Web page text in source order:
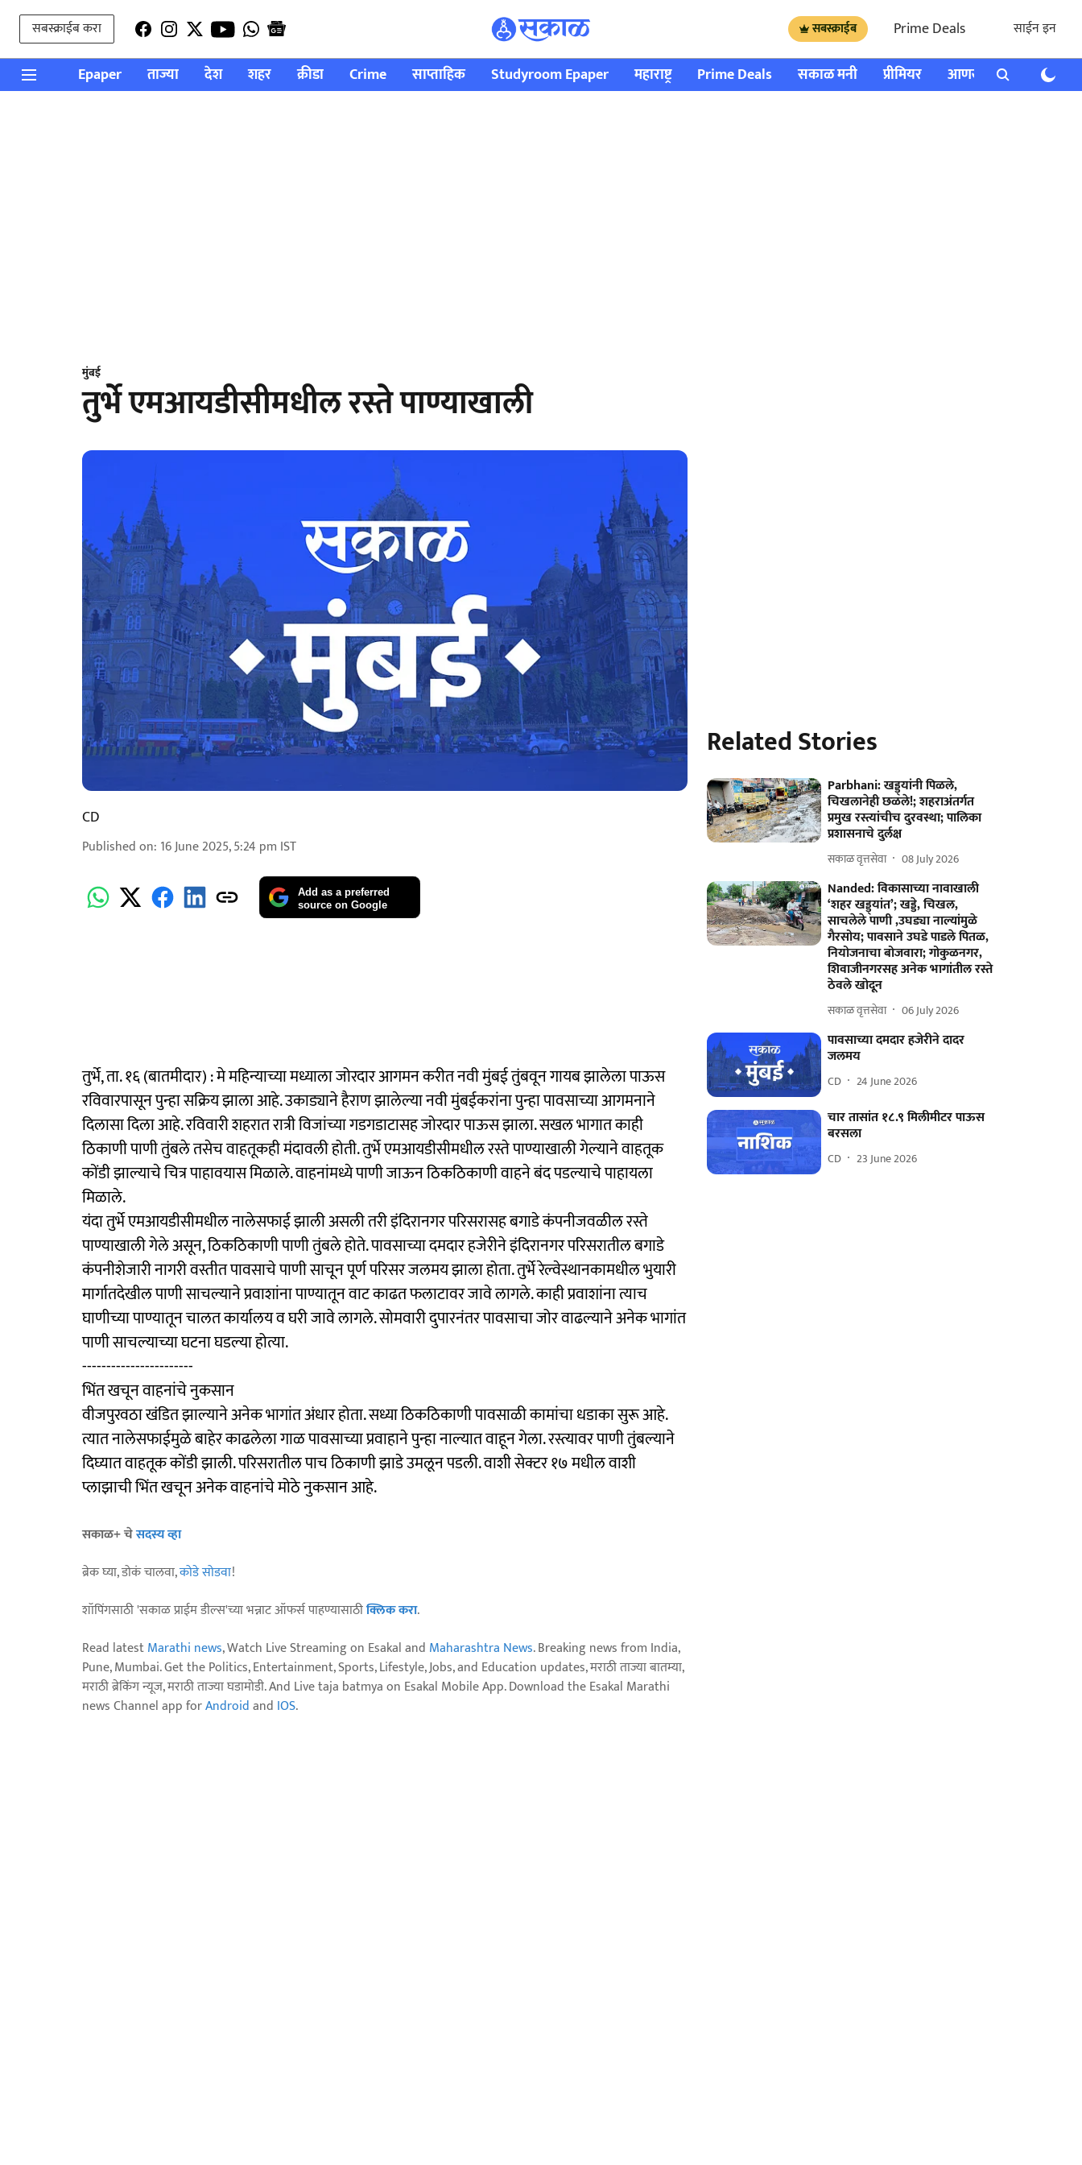
सबस्क्राईब करा सबस्क्राईब Prime Deals साईन इन
Epaper ताज्या देश शहर क्रीडा Crime साप्ताहिक Studyroom Epaper महाराष्ट्र Prime Deals सकाळ मनी प्रीमियर आणखी राशी भविष्य
मुंबई
तुर्भे एमआयडीसीमधील रस्ते पाण्याखाली
CD
Published on: 16 June 2025, 5:24 pm IST
Add as a preferred
source on Google
तुर्भे, ता. १६ (बातमीदार) : मे महिन्याच्या मध्याला जोरदार आगमन करीत नवी मुंबई तुंबवून गायब झालेला पाऊस
रविवारपासून पुन्हा सक्रिय झाला आहे. उकाड्याने हैराण झालेल्या नवी मुंबईकरांना पुन्हा पावसाच्या आगमनाने
दिलासा दिला आहे. रविवारी शहरात रात्री विजांच्या गडगडाटासह जोरदार पाऊस झाला. सखल भागात काही
ठिकाणी पाणी तुंबले तसेच वाहतूकही मंदावली होती. तुर्भे एमआयडीसीमधील रस्ते पाण्याखाली गेल्याने वाहतूक
कोंडी झाल्याचे चित्र पाहावयास मिळाले. वाहनांमध्ये पाणी जाऊन ठिकठिकाणी वाहने बंद पडल्याचे पाहायला
मिळाले.
यंदा तुर्भे एमआयडीसीमधील नालेसफाई झाली असली तरी इंदिरानगर परिसरासह बगाडे कंपनीजवळील रस्ते
पाण्याखाली गेले असून, ठिकठिकाणी पाणी तुंबले होते. पावसाच्या दमदार हजेरीने इंदिरानगर परिसरातील बगाडे
कंपनीशेजारी नागरी वस्तीत पावसाचे पाणी साचून पूर्ण परिसर जलमय झाला होता. तुर्भे रेल्वेस्थानकामधील भुयारी
मार्गातदेखील पाणी साचल्याने प्रवाशांना पाण्यातून वाट काढत फलाटावर जावे लागले. काही प्रवाशांना त्याच
घाणीच्या पाण्यातून चालत कार्यालय व घरी जावे लागले. सोमवारी दुपारनंतर पावसाचा जोर वाढल्याने अनेक भागांत
पाणी साचल्याच्या घटना घडल्या होत्या.
-----------------------
भिंत खचून वाहनांचे नुकसान
वीजपुरवठा खंडित झाल्याने अनेक भागांत अंधार होता. सध्या ठिकठिकाणी पावसाळी कामांचा धडाका सुरू आहे.
त्यात नालेसफाईमुळे बाहेर काढलेला गाळ पावसाच्या प्रवाहाने पुन्हा नाल्यात वाहून गेला. रस्त्यावर पाणी तुंबल्याने
दिघ्यात वाहतूक कोंडी झाली. परिसरातील पाच ठिकाणी झाडे उमलून पडली. वाशी सेक्टर १७ मधील वाशी
प्लाझाची भिंत खचून अनेक वाहनांचे मोठे नुकसान आहे.
सकाळ+ चेसदस्य व्हा
ब्रेक घ्या, डोकं चालवा,कोडे सोडवा!
शॉपिंगसाठी 'सकाळ प्राईम डील्स'च्या भन्नाट ऑफर्स पाहण्यासाठीक्लिक करा.
Read latestMarathi news, Watch Live Streaming on Esakal and Maharashtra News. Breaking news from India,
Pune, Mumbai. Get the Politics, Entertainment, Sports, Lifestyle, Jobs, and Education updates, मराठी ताज्या बातम्या,
मराठी ब्रेकिंग न्यूज, मराठी ताज्या घडामोडी. And Live taja batmya on Esakal Mobile App. Download the Esakal Marathi
news Channel app forAndroidand IOS.
Related Stories
Parbhani: खड्ड्यांनी पिळले,
चिखलानेही छळले!; शहराअंतर्गत
प्रमुख रस्त्यांचीच दुरवस्था; पालिका
प्रशासनाचे दुर्लक्ष
सकाळ वृत्तसेवा 08 July 2026
Nanded: विकासाच्या नावाखाली
‘शहर खड्ड्यांत’; खड्डे, चिखल,
साचलेले पाणी ,उघड्या नाल्यांमुळे
गैरसोय; पावसाने उघडे पाडले पितळ,
नियोजनाचा बोजवारा; गोकुळनगर,
शिवाजीनगरसह अनेक भागांतील रस्ते
ठेवले खोदून
सकाळ वृत्तसेवा 06 July 2026
पावसाच्या दमदार हजेरीने दादर
जलमय
CD 24 June 2026
चार तासांत १८.९ मिलीमीटर पाऊस
बरसला
CD 23 June 2026